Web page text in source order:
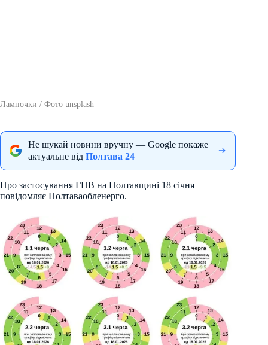
Лампочки / Фото unsplash
Не шукай новини вручну — Google покаже
актуальне від Полтава 24
Про застосування ГПВ на Полтавщині 18 січня
повідомляє Полтаваобленерго.